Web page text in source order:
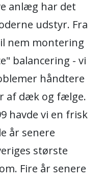
anlæg har det
udstyr. Fra
nem montering
balancering - vi
håndtere
af dæk og fælge.
havde vi en frisk
år senere
største
Fire år senere